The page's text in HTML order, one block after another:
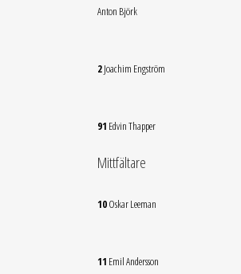
Anton Björk
2Joachim Engström
91 Edvin Thapper
Mittfältare
10Oskar Leeman
11 Emil Andersson